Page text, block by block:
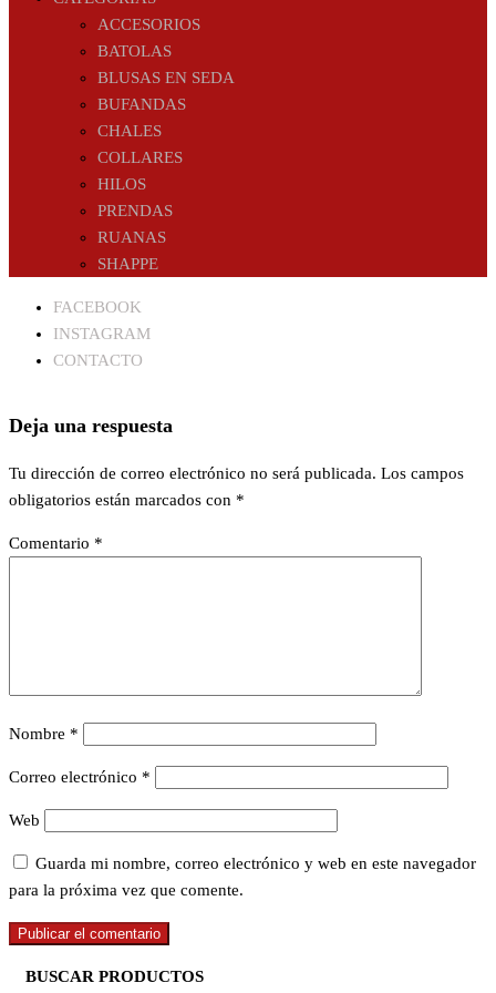
ACCESORIOS
BATOLAS
BLUSAS EN SEDA
BUFANDAS
CHALES
COLLARES
HILOS
PRENDAS
RUANAS
SHAPPE
FACEBOOK
INSTAGRAM
CONTACTO
Deja una respuesta
Tu dirección de correo electrónico no será publicada. Los campos
obligatorios están marcados con *
Comentario *
Nombre *
Correo electrónico *
Web
Guarda mi nombre, correo electrónico y web en este navegador
para la próxima vez que comente.
BUSCAR PRODUCTOS